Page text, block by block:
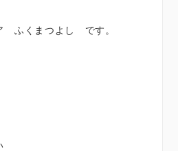
ふくまつよし です。